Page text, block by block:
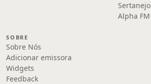
Sertanejo
Alpha FM
SOBRE
Sobre Nós
Adicionar emissora
Widgets
Feedback